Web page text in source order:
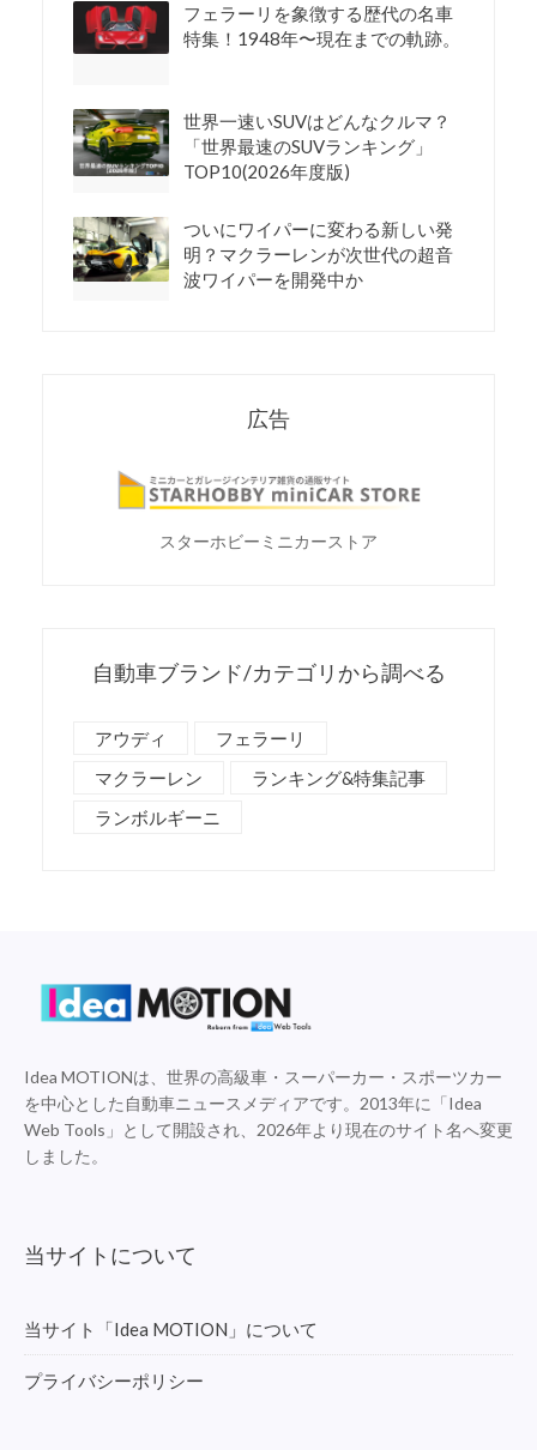
フェラーリを象徴する歴代の名車
特集！1948年〜現在までの軌跡。
世界一速いSUVはどんなクルマ？
「世界最速のSUVランキング」
TOP10(2026年度版)
ついにワイパーに変わる新しい発
明？マクラーレンが次世代の超音
波ワイパーを開発中か
広告
スターホビーミニカーストア
自動車ブランド/カテゴリから調べる
アウディ
フェラーリ
マクラーレン
ランキング&特集記事
ランボルギーニ
Idea MOTIONは、世界の高級車・スーパーカー・スポーツカー
を中心とした自動車ニュースメディアです。2013年に「Idea
Web Tools」として開設され、2026年より現在のサイト名へ変更
しました。
当サイトについて
当サイト「Idea MOTION」について
プライバシーポリシー